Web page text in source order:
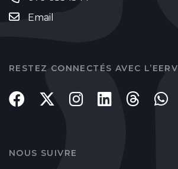
Email
RESTEZ CONNECTÉS AVEC L’EERV
NOUS SUIVRE